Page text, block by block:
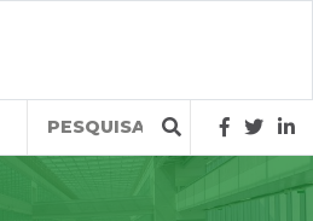
Query